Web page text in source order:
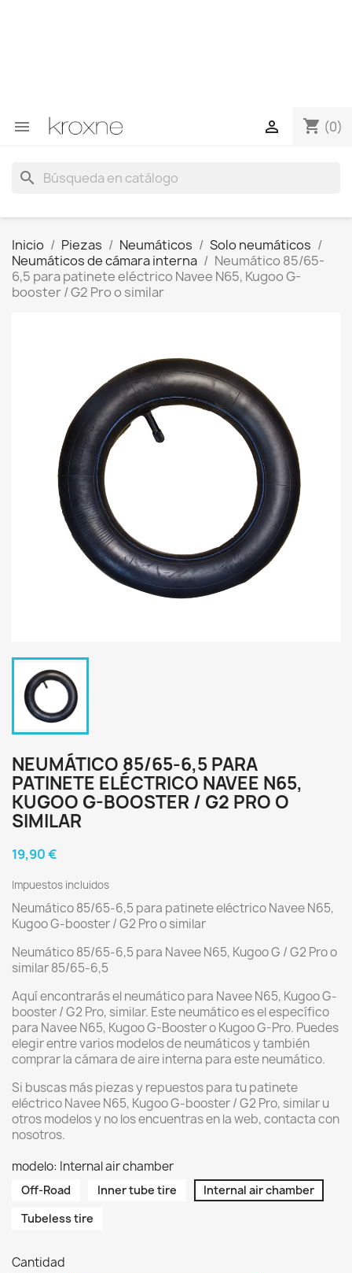
 shopping_cart (0)

search
Inicio Piezas Neumáticos
Solo neumáticos
Neumáticos de cámara interna
Neumático 85/65-
6,5 para patinete eléctrico Navee N65, Kugoo G-
booster / G2 Pro o similar
NEUMÁTICO 85/65-6,5 PARA
PATINETE ELÉCTRICO NAVEE N65,
KUGOO G-BOOSTER / G2 PRO O
SIMILAR
19,90 €
Impuestos incluidos
Neumático 85/65-6,5 para patinete eléctrico Navee N65,
Kugoo G-booster / G2 Pro o similar
Neumático 85/65-6,5 para Navee N65, Kugoo G / G2 Pro o
similar 85/65-6,5
Aquí encontrarás el neumático para Navee N65, Kugoo G-
booster / G2 Pro, similar. Este neumático es el específico
para Navee N65, Kugoo G-Booster o Kugoo G-Pro. Puedes
elegir entre varios modelos de neumáticos y también
comprar la cámara de aire interna para este neumático.
Si buscas más piezas y repuestos para tu patinete
eléctrico Navee N65, Kugoo G-booster / G2 Pro, similar u
otros modelos y no los encuentras en la web, contacta con
nosotros.
modelo: Internal air chamber
Off-Road Inner tube tire
Internal air chamber
Tubeless tire
Cantidad